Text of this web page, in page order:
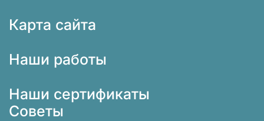
Карта сайта
Наши работы
Наши сертификаты
Советы